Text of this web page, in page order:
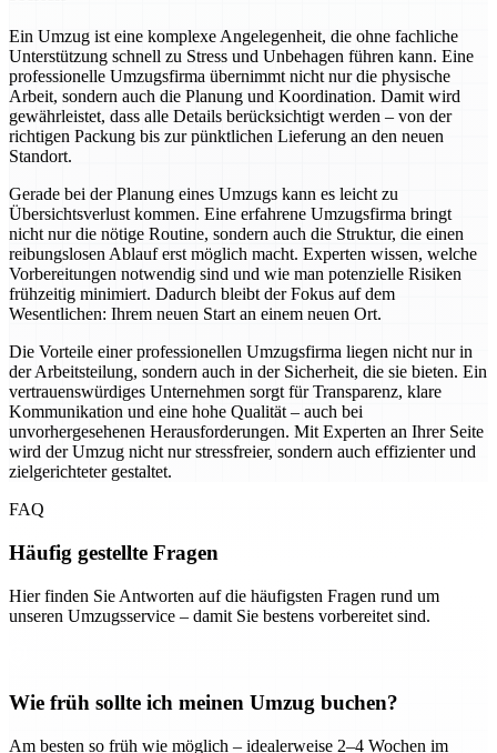
Ein Umzug ist eine komplexe Angelegenheit, die ohne fachliche
Unterstützung schnell zu Stress und Unbehagen führen kann. Eine
professionelle Umzugsfirma übernimmt nicht nur die physische
Arbeit, sondern auch die Planung und Koordination. Damit wird
gewährleistet, dass alle Details berücksichtigt werden – von der
richtigen Packung bis zur pünktlichen Lieferung an den neuen
Standort.
Gerade bei der Planung eines Umzugs kann es leicht zu
Übersichtsverlust kommen. Eine erfahrene Umzugsfirma bringt
nicht nur die nötige Routine, sondern auch die Struktur, die einen
reibungslosen Ablauf erst möglich macht. Experten wissen, welche
Vorbereitungen notwendig sind und wie man potenzielle Risiken
frühzeitig minimiert. Dadurch bleibt der Fokus auf dem
Wesentlichen: Ihrem neuen Start an einem neuen Ort.
Die Vorteile einer professionellen Umzugsfirma liegen nicht nur in
der Arbeitsteilung, sondern auch in der Sicherheit, die sie bieten. Ein
vertrauenswürdiges Unternehmen sorgt für Transparenz, klare
Kommunikation und eine hohe Qualität – auch bei
unvorhergesehenen Herausforderungen. Mit Experten an Ihrer Seite
wird der Umzug nicht nur stressfreier, sondern auch effizienter und
zielgerichteter gestaltet.
FAQ
Häufig gestellte Fragen
Hier finden Sie Antworten auf die häufigsten Fragen rund um
unseren Umzugsservice – damit Sie bestens vorbereitet sind.
Wie früh sollte ich meinen Umzug buchen?
Am besten so früh wie möglich – idealerweise 2–4 Wochen im